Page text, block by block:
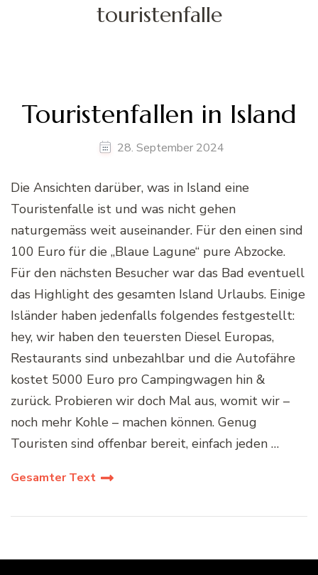
touristenfalle
Touristenfallen in Island
28. September 2024
Die Ansichten darüber, was in Island eine
Touristenfalle ist und was nicht gehen
naturgemäss weit auseinander. Für den einen sind
100 Euro für die „Blaue Lagune“ pure Abzocke.
Für den nächsten Besucher war das Bad eventuell
das Highlight des gesamten Island Urlaubs. Einige
Isländer haben jedenfalls folgendes festgestellt:
hey, wir haben den teuersten Diesel Europas,
Restaurants sind unbezahlbar und die Autofähre
kostet 5000 Euro pro Campingwagen hin &
zurück. Probieren wir doch Mal aus, womit wir –
noch mehr Kohle – machen können. Genug
Touristen sind offenbar bereit, einfach jeden …
Gesamter Text